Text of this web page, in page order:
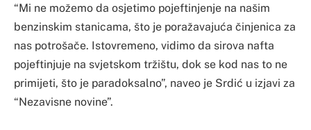
“Mi ne možemo da osjetimo pojeftinjenje na našim
benzinskim stanicama, što je poražavajuća činjenica za
nas potrošače. Istovremeno, vidimo da sirova nafta
pojeftinjuje na svjetskom tržištu, dok se kod nas to ne
primijeti, što je paradoksalno”, naveo je Srdić u izjavi za
“Nezavisne novine”.